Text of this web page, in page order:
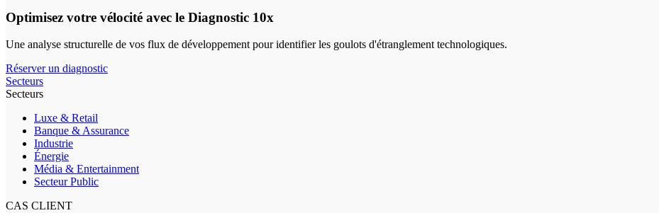
Optimisez votre vélocité avec le Diagnostic 10x
Une analyse structurelle de vos flux de développement pour identifier les goulots d'étranglement technologiques.
Réserver un diagnostic
Secteurs
Secteurs
Luxe & Retail
Banque & Assurance
Industrie
Énergie
Média & Entertainment
Secteur Public
CAS CLIENT